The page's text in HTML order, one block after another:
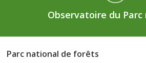
Observatoire du
Parc national de forêts